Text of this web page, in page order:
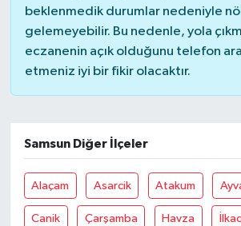
beklenmedik durumlar nedeniyle
gelemeyebilir. Bu nedenle, yola
eczanenin açık olduğunu telefon
etmeniz iyi bir fikir olacaktır.
Samsun Diğer İlçeler
Alaçam Asarcik Atakum
Canik Çarşamba Havza